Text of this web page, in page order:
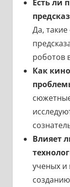
Есть ли
Да,
роботов
Как
Влияет
ученых и